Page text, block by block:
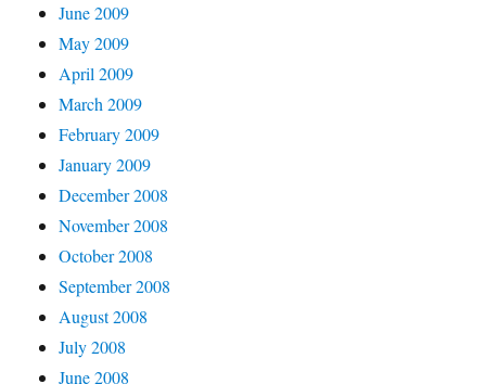
June 2009
May 2009
April 2009
March 2009
February 2009
January 2009
December 2008
November 2008
October 2008
September 2008
August 2008
July 2008
June 2008